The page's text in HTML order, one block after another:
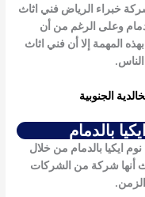
خبراء الرياضفني اثاث
وعلى الرغم من أن
المهمة إلا أنفني اثاث
الجنوبية
بالدمام
ايكيا بالدمام من خلال
أنها شركة من الشركات